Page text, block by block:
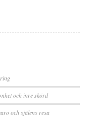
och inre skörd
och själens resa